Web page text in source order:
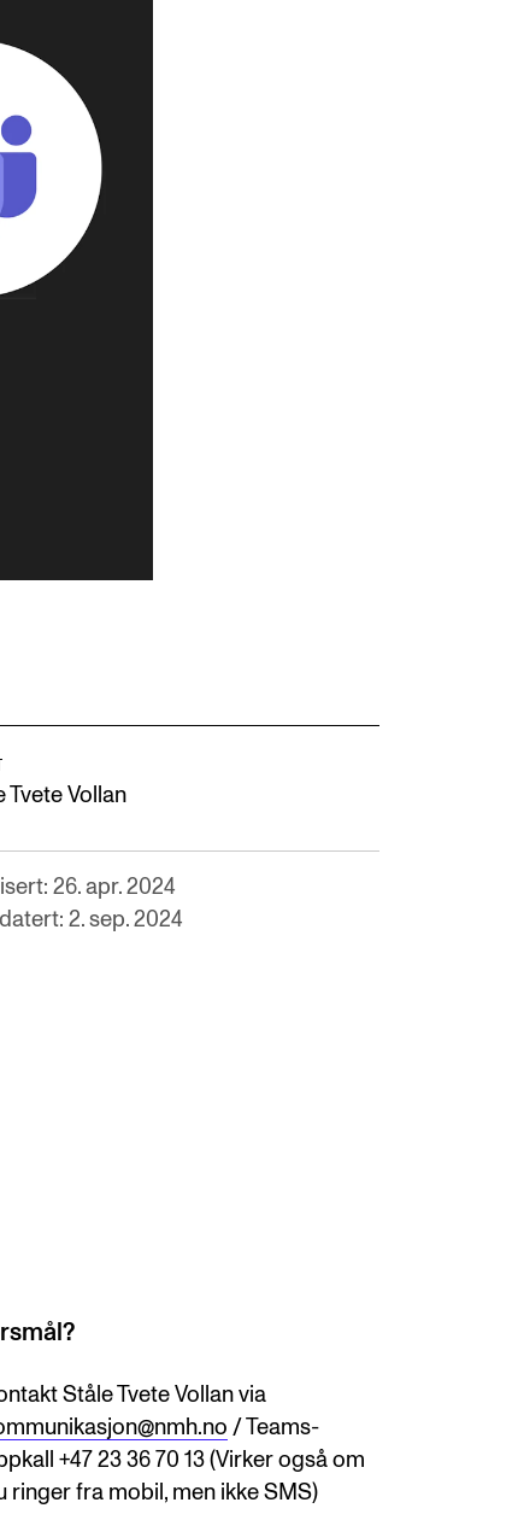
og opptak
saker
av NMH
Tvete Vollan
26. apr. 2024
2. sep. 2024
Ståle Tvete Vollan via
/ Teams-
+47 23 36 70 13 (Virker også om
ringer fra mobil, men ikke SMS)